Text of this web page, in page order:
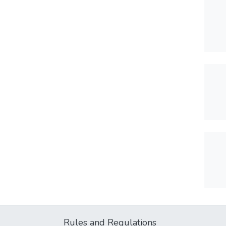
Rules and Regulations